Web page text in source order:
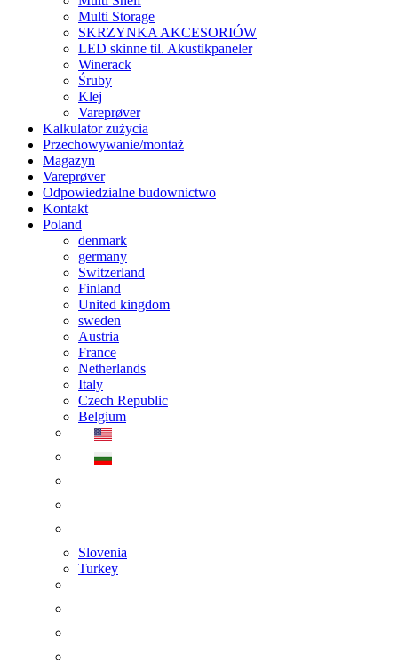
Multi Storage
SKRZYNKA AKCESORIÓW
LED skinne til. Akustikpaneler
Winerack
Śruby
Klej
Vareprøver
Kalkulator zużycia
Przechowywanie/montaż
Magazyn
Vareprøver
Odpowiedzialne budownictwo
Kontakt
Poland
denmark
germany
Switzerland
Finland
United kingdom
sweden
Austria
France
Netherlands
Italy
Czech Republic
Belgium
Slovenia
Turkey